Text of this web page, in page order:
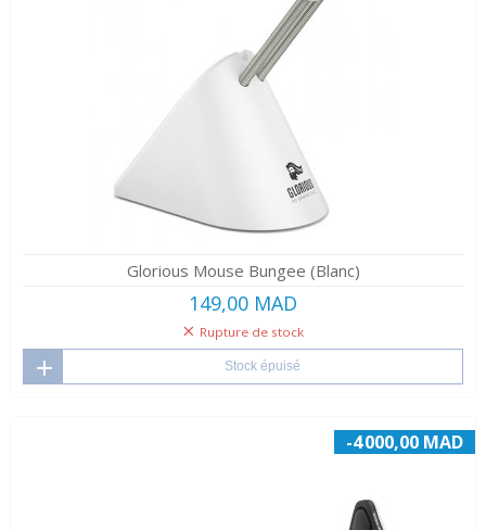
Glorious Mouse Bungee (Blanc)
149,00 MAD
Rupture de stock
Stock épuisé
-4 000,00 MAD